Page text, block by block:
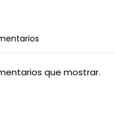
que mostrar.